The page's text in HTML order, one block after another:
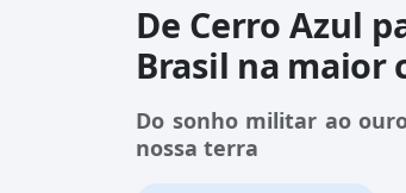
De Cerro Azul
Brasil na maior
Do sonho militar ao
nossa terra